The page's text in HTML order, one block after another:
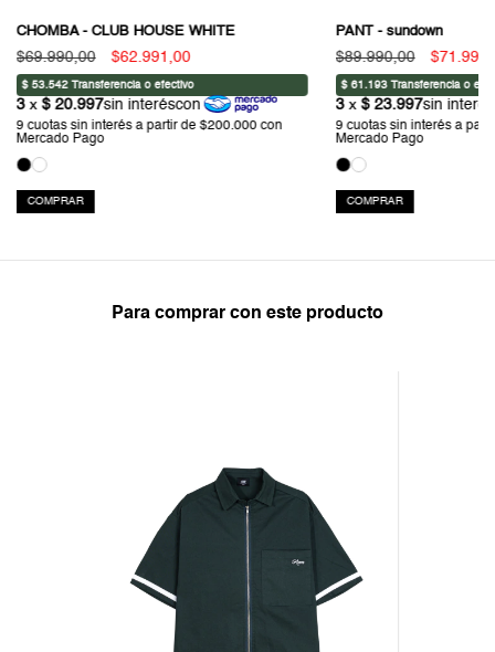
CHOMBA - CLUB HOUSE WHITE
$69.990,00 $62.991,00
COMPRAR
PANT - sundown
$89.990,00
COMPRAR
Para comprar con este producto